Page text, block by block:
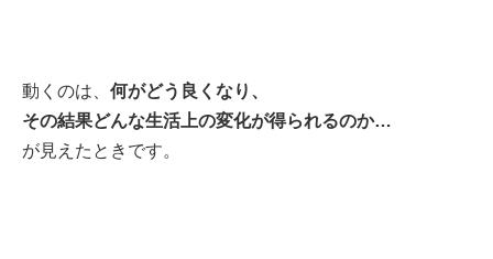
動くのは、 何がどう良くなり、
その結果どんな生活上の変化が得られるのか…
が見えたときです。